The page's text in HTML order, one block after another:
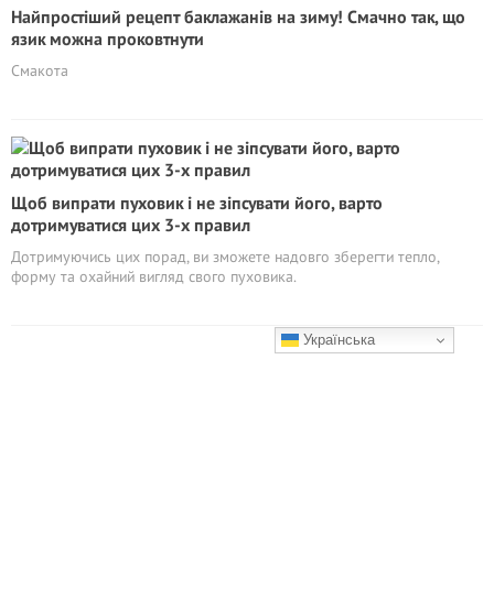
Найпростіший рецепт баклажанів на зиму! Смачно так, що
язик можна проковтнути
Смакота
Щоб випрати пуховик і не зіпсувати його, варто
дотримуватися цих 3-х правил
Дотримуючись цих порад, ви зможете надовго зберегти тепло,
форму та охайний вигляд свого пуховика.
Українська